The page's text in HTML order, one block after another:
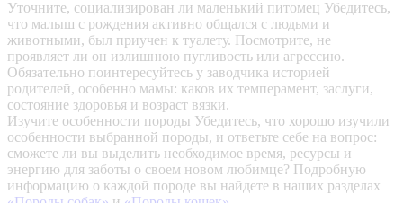
Уточните, социализирован ли маленький питомец Убедитесь,
что малыш с рождения активно общался с людьми и
животными, был приучен к туалету. Посмотрите, не
проявляет ли он излишнюю пугливость или агрессию.
Обязательно поинтересуйтесь у заводчика историей
родителей, особенно мамы: каков их темперамент, заслуги,
состояние здоровья и возраст вязки.
Изучите особенности породы Убедитесь, что хорошо изучили
особенности выбранной породы, и ответьте себе на вопрос:
сможете ли вы выделить необходимое время, ресурсы и
энергию для заботы о своем новом любимце? Подробную
информацию о каждой породе вы найдете в наших разделах